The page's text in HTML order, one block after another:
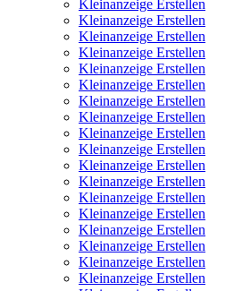
Kleinanzeige Erstellen
Kleinanzeige Erstellen
Kleinanzeige Erstellen
Kleinanzeige Erstellen
Kleinanzeige Erstellen
Kleinanzeige Erstellen
Kleinanzeige Erstellen
Kleinanzeige Erstellen
Kleinanzeige Erstellen
Kleinanzeige Erstellen
Kleinanzeige Erstellen
Kleinanzeige Erstellen
Kleinanzeige Erstellen
Kleinanzeige Erstellen
Kleinanzeige Erstellen
Kleinanzeige Erstellen
Kleinanzeige Erstellen
Kleinanzeige Erstellen